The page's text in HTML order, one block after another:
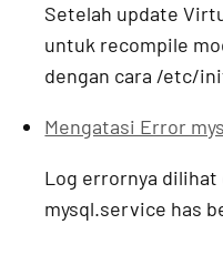
Setelah update
untuk recompile
dengan cara /etc/
Mengatasi Error
Log errornya
mysql.service has